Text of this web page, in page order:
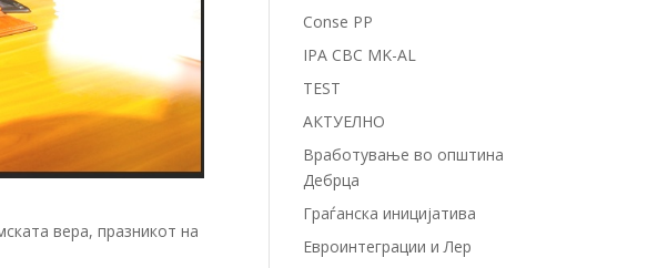
вера, празникот на
Conse PP
IPA CBC MK-AL
TEST
АКТУЕЛНО
Вработување во општина
Дебрца
Граѓанска иницијатива
Евроинтеграции и Лер